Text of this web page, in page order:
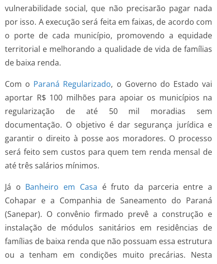
vulnerabilidade social, que não precisarão pagar nada
por isso. A execução será feita em faixas, de acordo com
o porte de cada município, promovendo a equidade
territorial e melhorando a qualidade de vida de famílias
de baixa renda.
Com o Paraná Regularizado, o Governo do Estado vai
aportar R$ 100 milhões para apoiar os municípios na
regularização de até 50 mil moradias sem
documentação. O objetivo é dar segurança jurídica e
garantir o direito à posse aos moradores. O processo
será feito sem custos para quem tem renda mensal de
até três salários mínimos.
Já o Banheiro em Casa é fruto da parceria entre a
Cohapar e a Companhia de Saneamento do Paraná
(Sanepar). O convênio firmado prevê a construção e
instalação de módulos sanitários em residências de
famílias de baixa renda que não possuam essa estrutura
ou a tenham em condições muito precárias. Nesta